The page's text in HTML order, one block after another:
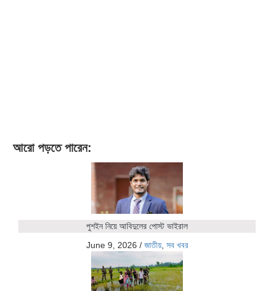
আরো পড়তে পারেন:
পুশইন নিয়ে আবিদুলের পোস্ট ভাইরাল
June 9, 2026 / জাতীয়, সব খবর